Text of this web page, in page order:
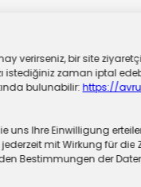
verirseniz, bir site
istediğiniz zaman iptal
bulunabilir: https://
Ihre Einwilligung
mit Wirkung für
Bestimmungen der